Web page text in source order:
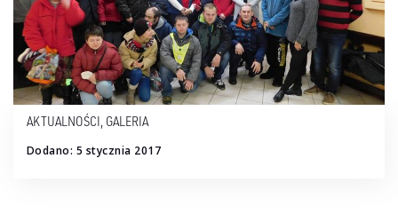
AKTUALNOŚCI, GALERIA
Dodano: 5 stycznia 2017